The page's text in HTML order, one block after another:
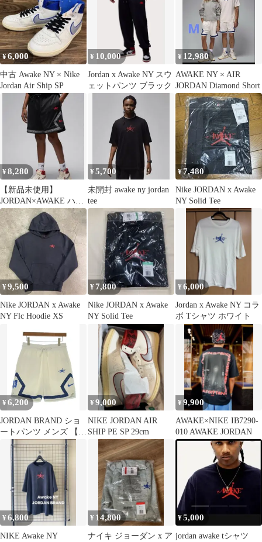
¥6,000
中古 Awake NY × Nike
Jordan Air Ship SP
¥ 10,000
Jordan x Awake NY スウ
ェットパンツ ブラック
¥ 12,980
AWAKE NY × AIR
JORDAN Diamond Short
¥8,280
【新品未使用】
JORDAN×AWAKE ハー
フパンツ ショーツ
US XS 黒
¥5,700
未開封 awake ny jordan
tee
¥7,480
Nike JORDAN x Awake
NY Solid Tee
¥9,500
Nike JORDAN x Awake
NY Flc Hoodie XS
¥ 7,800
Nike JORDAN x Awake
NY Solid Tee
¥6,000
Jordan x Awake NY コラ
ボ Tシャツ ホワイト
¥6,200
JORDAN BRAND ショ
ートパンツ メンズ 【古
着】【中古】【送料無
料】
¥9,000
NIKE JORDAN AIR
SHIP PE SP 29cm
¥9,900
AWAKE×NIKE IB7290-
010 AWAKE JORDAN
¥6,800
NIKE Awake NY
¥ 14,800
ナイキ ジョーダン x ア
¥5,000
jordan awake tシャツ